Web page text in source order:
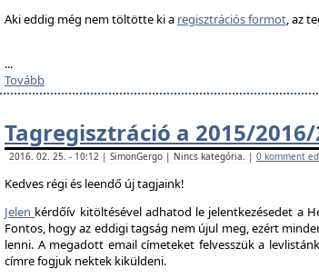
Aki eddig még nem töltötte ki a regisztrációs formot, az
...
Tovább
Tagregisztráció a 2015/
2016. 02. 25. - 10:12 | SimonGergo | Nincs kategória. | 0 komment
Kedves régi és leendő új tagjaink!
Jelen kérdőív kitöltésével adhatod le jelentkezésedet a
Fontos, hogy az eddigi tagság nem újul meg, ezért
lenni. A megadott email címeteket felvesszük a
címre fogjuk nektek kiküldeni.